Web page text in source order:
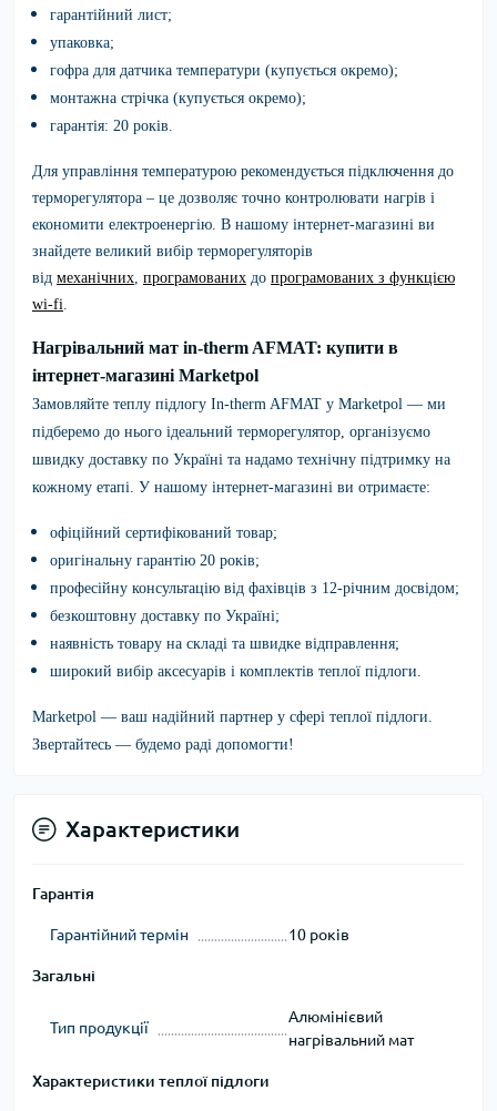
гарантійний лист;
упаковка;
гофра для датчика температури (купується окремо);
монтажна стрічка (купується окремо);
гарантія: 20 років.
Для управління температурою рекомендується підключення до
терморегулятора – це дозволяє точно контролювати нагрів і
економити електроенергію. В нашому інтернет-магазині ви
знайдете великий вибір терморегуляторів
від механічних програмованих до програмованих з функцією
wi-fi
Нагрівальний мат in-therm AFMAT: купити в
інтернет-магазині Marketpol
Замовляйте теплу підлогу In-therm AFMAT у Marketpol — ми
підберемо до нього ідеальний терморегулятор, організуємо
швидку доставку по Україні та надамо технічну підтримку на
кожному етапі. У нашому інтернет-магазині ви отримаєте:
офіційний сертифікований товар;
оригінальну гарантію 20 років;
професійну консультацію від фахівців з 12-річним досвідом;
безкоштовну доставку по Україні;
наявність товару на складі та швидке відправлення;
широкий вибір аксесуарів і комплектів теплої підлоги.
Marketpol — ваш надійний партнер у сфері теплої підлоги.
Звертайтесь — будемо раді допомогти!
Характеристики
Гарантія
Гарантійний термін 10 років
Загальні
Тип продукції
Алюмінієвий
нагрівальний мат
Характеристики теплої підлоги